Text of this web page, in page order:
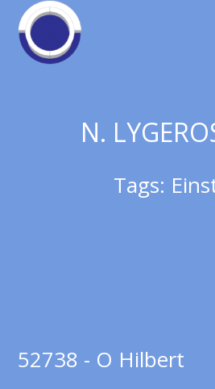
N.
Tags:
52738 - Ο Hilbert